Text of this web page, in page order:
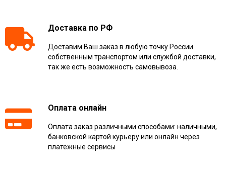
Доставка по РФ
Доставим Ваш заказ в любую точку России
собственным транспортом или службой доставки,
так же есть возможность самовывоза.
Оплата онлайн
Оплата заказ различными способами: наличными,
банковской картой курьеру или онлайн через
платежные сервисы